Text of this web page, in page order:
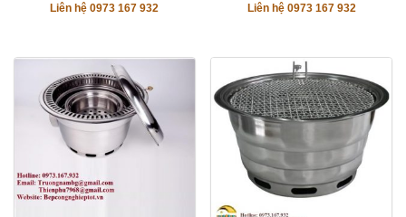
Liên hệ 0973 167 932 Liên hệ 0973 167 932